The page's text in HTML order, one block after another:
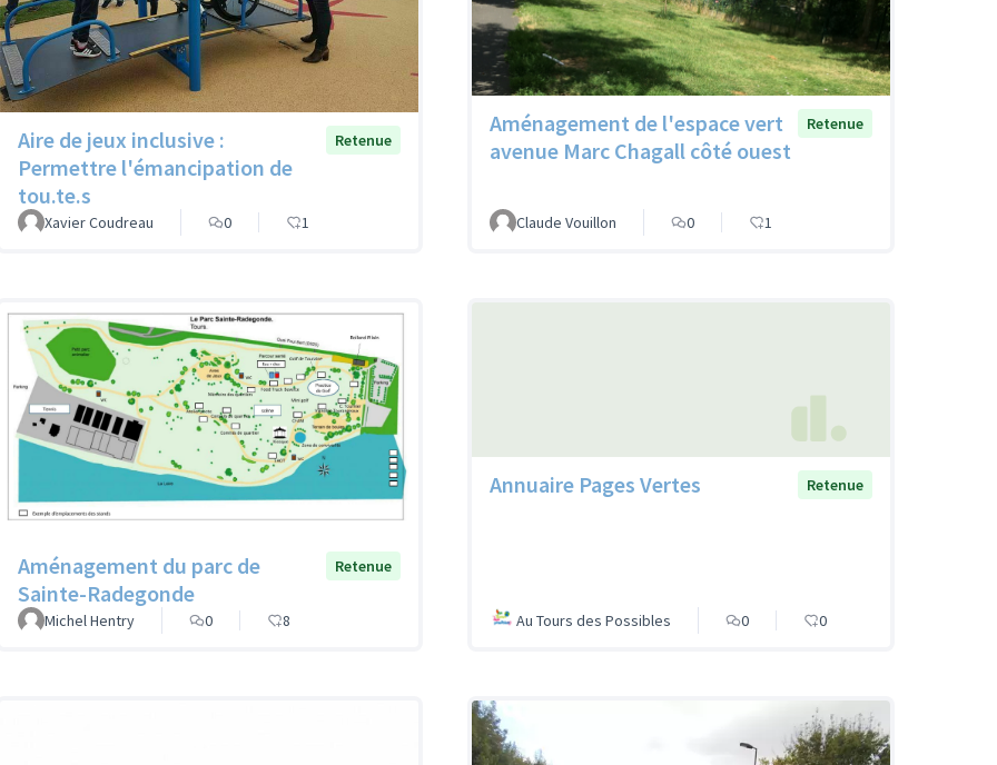
Aire de jeux inclusive :
Permettre l'émancipation de
tou.te.s
Retenue
Xavier Coudreau 0 1
Aménagement de l'espace vert
avenue Marc Chagall côté ouest
Retenue
Claude Vouillon 0 1
Aménagement du parc de
Sainte-Radegonde
Retenue
Michel Hentry 0 8
Annuaire Pages Vertes Retenue
Au Tours des Possibles 0 0